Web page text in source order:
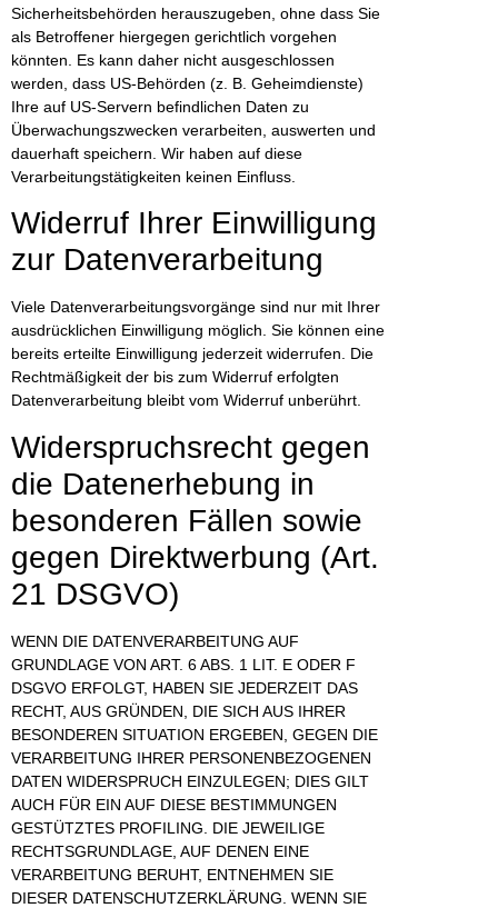
Sicherheitsbehörden herauszugeben, ohne dass Sie
als Betroffener hiergegen gerichtlich vorgehen
könnten. Es kann daher nicht ausgeschlossen
werden, dass US-Behörden (z. B. Geheimdienste)
Ihre auf US-Servern befindlichen Daten zu
Überwachungszwecken verarbeiten, auswerten und
dauerhaft speichern. Wir haben auf diese
Verarbeitungstätigkeiten keinen Einfluss.
Widerruf Ihrer Einwilligung
zur Datenverarbeitung
Viele Datenverarbeitungsvorgänge sind nur mit Ihrer
ausdrücklichen Einwilligung möglich. Sie können eine
bereits erteilte Einwilligung jederzeit widerrufen. Die
Rechtmäßigkeit der bis zum Widerruf erfolgten
Datenverarbeitung bleibt vom Widerruf unberührt.
Widerspruchsrecht gegen
die Datenerhebung in
besonderen Fällen sowie
gegen Direktwerbung (Art.
21 DSGVO)
WENN DIE DATENVERARBEITUNG AUF
GRUNDLAGE VON ART. 6 ABS. 1 LIT. E ODER F
DSGVO ERFOLGT, HABEN SIE JEDERZEIT DAS
RECHT, AUS GRÜNDEN, DIE SICH AUS IHRER
BESONDEREN SITUATION ERGEBEN, GEGEN DIE
VERARBEITUNG IHRER PERSONENBEZOGENEN
DATEN WIDERSPRUCH EINZULEGEN; DIES GILT
AUCH FÜR EIN AUF DIESE BESTIMMUNGEN
GESTÜTZTES PROFILING. DIE JEWEILIGE
RECHTSGRUNDLAGE, AUF DENEN EINE
VERARBEITUNG BERUHT, ENTNEHMEN SIE
DIESER DATENSCHUTZERKLÄRUNG. WENN SIE